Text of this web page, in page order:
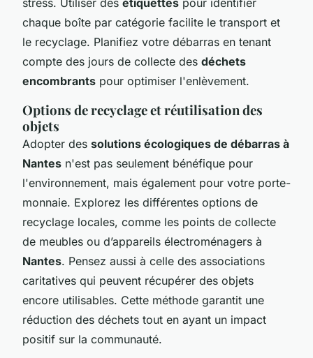
chaque boîte par catégorie facilite le transport et
le recyclage. Planifiez votre débarras en tenant
compte des jours de collecte des déchets
encombrants pour optimiser l'enlèvement.
Options de recyclage et réutilisation des
objets
Adopter des solutions écologiques de débarras à
Nantes n'est pas seulement bénéfique pour
l'environnement, mais également pour votre porte-
monnaie. Explorez les différentes options de
recyclage locales, comme les points de collecte
de meubles ou d’appareils électroménagers à
Nantes. Pensez aussi à celle des associations
caritatives qui peuvent récupérer des objets
encore utilisables. Cette méthode garantit une
réduction des déchets tout en ayant un impact
positif sur la communauté.